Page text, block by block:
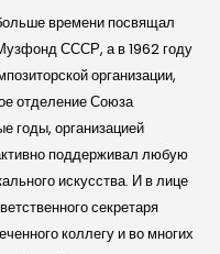
времени посвящал
СССР, а в 1962 году
организации,
отделение Союза
годы, организацией
поддерживал любую
искусства. И в лице
секретаря
коллегу и во многих